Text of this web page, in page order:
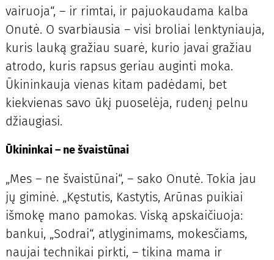
vairuoja“, – ir rimtai, ir pajuokaudama kalba
Onutė. O svarbiausia – visi broliai lenktyniauja,
kuris lauką gražiau suarė, kurio javai gražiau
atrodo, kuris rapsus geriau auginti moka.
Ūkininkauja vienas kitam padėdami, bet
kiekvienas savo ūkį puoselėja, rudenį pelnu
džiaugiasi.
Ūkininkai – ne švaistūnai
„Mes – ne švaistūnai“, – sako Onutė. Tokia jau
jų giminė. „Kęstutis, Kastytis, Arūnas puikiai
išmokę mano pamokas. Viską apskaičiuoja:
bankui, „Sodrai“, atlyginimams, mokesčiams,
naujai technikai pirkti, – tikina mama ir